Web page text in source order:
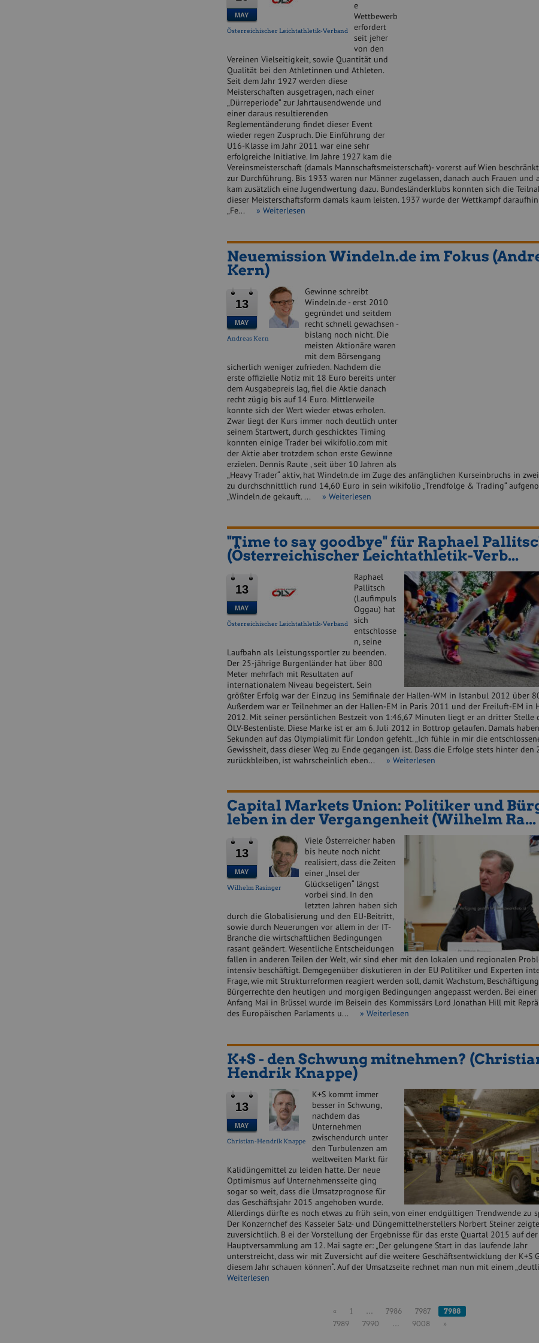
MAY
Österreichischer Leichtathletik-Verband
e
Wettbewerb
erfordert
seit jeher
von den
Vereinen Vielseitigkeit, sowie Quantität und
Qualität bei den Athletinnen und Athleten.
Seit dem Jahr 1927 werden diese
Meisterschaften ausgetragen, nach einer
„Dürreperiode“ zur Jahrtausendwende und
einer daraus resultierenden
Reglementänderung findet dieser Event
wieder regen Zuspruch. Die Einführung der
U16-Klasse im Jahr 2011 war eine sehr
erfolgreiche Initiative. Im Jahre 1927 kam die
Vereinsmeisterschaft (damals Mannschaftsmeisterschaft)- vorerst auf Wien
zur Durchführung. Bis 1933 waren nur Männer zugelassen, danach auch Frauen und
kam zusätzlich eine Jugendwertung dazu. Bundesländerklubs konnten sich die
dieser Meisterschaftsform damals kaum leisten. 1937 wurde der Wettkampf
„Fe... » Weiterlesen
Neuemission Windeln.de im Fokus
Kern)
13
MAY
Andreas Kern
Gewinne schreibt
Windeln.de - erst 2010
gegründet und seitdem
recht schnell gewachsen -
bislang noch nicht. Die
meisten Aktionäre waren
mit dem Börsengang
sicherlich weniger zufrieden. Nachdem die
erste offizielle Notiz mit 18 Euro bereits unter
dem Ausgabepreis lag, fiel die Aktie danach
recht zügig bis auf 14 Euro. Mittlerweile
konnte sich der Wert wieder etwas erholen.
Zwar liegt der Kurs immer noch deutlich unter
seinem Startwert, durch geschicktes Timing
konnten einige Trader bei wikifolio.com mit
der Aktie aber trotzdem schon erste Gewinne
erzielen. Dennis Raute , seit über 10 Jahren als
„Heavy Trader“ aktiv, hat Windeln.de im Zuge des anfänglichen Kurseinbruchs in
zu durchschnittlich rund 14,60 Euro in sein wikifolio „Trendfolge & Trading“
„Windeln.de gekauft. ... » Weiterlesen
"Time to say goodbye" für Raphael
(Österreichischer Leichtathletik-Verb...
13
MAY
Österreichischer Leichtathletik-Verband
Raphael
Pallitsch
(Laufimpuls
Oggau) hat
sich
entschlosse
n, seine
Laufbahn als Leistungssportler zu beenden.
Der 25-jährige Burgenländer hat über 800
Meter mehrfach mit Resultaten auf
internationalem Niveau begeistert. Sein
größter Erfolg war der Einzug ins Semifinale der Hallen-WM in Istanbul 2012 über
Außerdem war er Teilnehmer an der Hallen-EM in Paris 2011 und der Freiluft-EM in
2012. Mit seiner persönlichen Bestzeit von 1:46,67 Minuten liegt er an dritter Stelle
ÖLV-Bestenliste. Diese Marke ist er am 6. Juli 2012 in Bottrop gelaufen. Damals
Sekunden auf das Olympialimit für London gefehlt. „Ich fühle in mir die
Gewissheit, dass dieser Weg zu Ende gegangen ist. Dass die Erfolge stets hinter den
zurückbleiben, ist wahrscheinlich eben... » Weiterlesen
Capital Markets Union: Politiker und
leben in der Vergangenheit (Wilhelm Ra...
13
MAY
Wilhelm Rasinger
Viele Österreicher haben
bis heute noch nicht
realisiert, dass die Zeiten
einer „Insel der
Glückseligen“ längst
vorbei sind. In den
letzten Jahren haben sich
durch die Globalisierung und den EU-Beitritt,
sowie durch Neuerungen vor allem in der IT-
Branche die wirtschaftlichen Bedingungen
rasant geändert. Wesentliche Entscheidungen
fallen in anderen Teilen der Welt, wir sind eher mit den lokalen und regionalen
intensiv beschäftigt. Demgegenüber diskutieren in der EU Politiker und Experten
Frage, wie mit Strukturreformen reagiert werden soll, damit Wachstum,
Bürgerrechte den heutigen und morgigen Bedingungen angepasst werden. Bei einer
Anfang Mai in Brüssel wurde im Beisein des Kommissärs Lord Jonathan Hill mit
des Europäischen Parlaments u... » Weiterlesen
K+S - den Schwung mitnehmen?
Hendrik Knappe)
13
MAY
Christian-Hendrik Knappe
K+S kommt immer
besser in Schwung,
nachdem das
Unternehmen
zwischendurch unter
den Turbulenzen am
weltweiten Markt für
Kalidüngemittel zu leiden hatte. Der neue
Optimismus auf Unternehmensseite ging
sogar so weit, dass die Umsatzprognose für
das Geschäftsjahr 2015 angehoben wurde.
Allerdings dürfte es noch etwas zu früh sein, von einer endgültigen Trendwende zu
Der Konzernchef des Kasseler Salz- und Düngemittelherstellers Norbert Steiner
zuversichtlich. B ei der Vorstellung der Ergebnisse für das erste Quartal 2015 auf der
Hauptversammlung am 12. Mai sagte er: „Der gelungene Start in das laufende Jahr
unterstreicht, dass wir mit Zuversicht auf die weitere Geschäftsentwicklung der K+S
diesem Jahr schauen können“. Auf der Umsatzseite rechnet man nun mit einem
Weiterlesen
« 1 … 7986 7987
7988
7989
7990 … 9008 »